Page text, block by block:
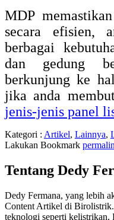
MDP
secara efisien,
berbagai
dan gedung
berkunjung ke
jika anda
jenis-jenis panel
Kategori : Artikel, Lainnya,
Lakukan Bookmark
Tentang Dedy
Dedy Fermana, yang lebih
Content Artikel di
teknologi seperti